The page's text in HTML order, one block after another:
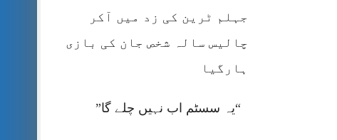
جہلم ٹرین کی زد میں آکر
چالیس سالہ شخص جان کی بازی
ہارگیا
“یہ سسٹم اب نہیں چلے گا”